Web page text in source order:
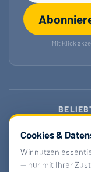
Cookies &
Wir nutzen
— nur mit Ihrer
Mit Klick
openDesk &